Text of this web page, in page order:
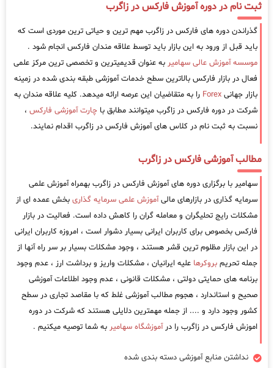
ثبت نام در دوره آموزش فارکس در زاگرب
گذراندن دوره های فارکس در زاگرب مهم ترین و حیاتی ترین موردی است که
باید قبل از ورود به این بازار باید توسط علاقه مندان فارکس انجام شود .
موسسه آموزش عالی سهامیر به عنوان قدیمیترین و تخصصی ترین مرکز علمی
فعال در بازار فارکس بالاترین سطح خدمات آموزشی طبقه بندی شده در زمینه
بازار جهانی Forex را به متقاضیان این عرصه ارائه میدهد. کلیه علاقه مندان به
شرکت در دوره فارکس در زاگرب میتوانند مطابق با چارت آموزشی فارکس ،
نسبت به ثبت نام در کلاس های آموزش فارکس در زاگرب اقدام نمایند.
مطالب آموزشی فارکس در زاگرب
سهامیر با برگزاری دوره های آموزش فارکس در زاگرب بهمراه آموزش علمی
سرمایه گذاری در بازارهای مالیآموزش علمی سرمایه گذاری بخش عمده ای از
مشکلات رایج تحلیگران و معامله گران را کاهش داده است. فعالیت در بازار
فارکس بخصوص برای کاربران ایرانی بسیار دشوار است ، امروزه کاربران ایرانی
در این بازار مظلوم ترین قشر هستند ، وجود مشکلات بسیار بر سر راه آنها از
جمله تحریم بروکرها علیه ایرانیان ، مشکلات واریز و برداشت ارز ، عدم وجود
برنامه های حمایتی دولتی ، مشکلات قانونی ، عدم وجود اطلاعات آموزشی
صحیح و استاندارد ، هجوم مطالب آموزشی غلط که با مقاصد تجاری در سطح
کشور وجود دارد و .... از جمله مهمترین دلایلی هستند که شرکت در دوره
اموزش فارکس در زاگرب را درآموزشگاه سهامیر به شما توصیه میکنیم .
نداشتن منابع آموزشی دسته بندی شده